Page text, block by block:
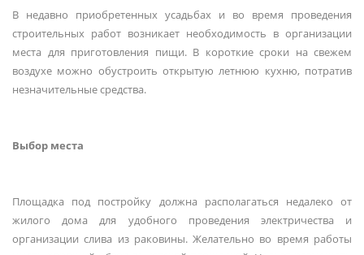
В недавно приобретенных усадьбах и во время проведения
строительных работ возникает необходимость в организации
места для приготовления пищи. В короткие сроки на свежем
воздухе можно обустроить открытую летнюю кухню, потратив
незначительные средства.
Выбор места
Площадка под постройку должна располагаться недалеко от
жилого дома для удобного проведения электричества и
организации слива из раковины. Желательно во время работы